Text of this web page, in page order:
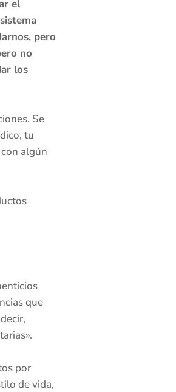
el
pero
no
los
Se
tu
algún
que
por
de vida,